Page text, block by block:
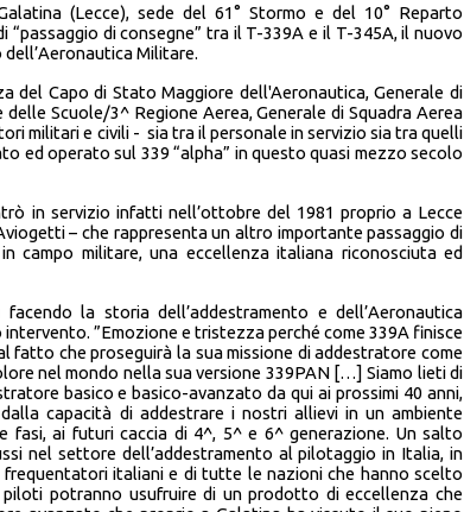
(Lecce), sede del 61° Stormo e del 10° Reparto
di consegne” tra il T-339A e il T-345A, il nuovo
Militare.
del Capo di Stato Maggiore dell'Aeronautica, Generale di
Scuole/3^ Regione Aerea, Generale di Squadra Aerea
militari e civili - sia tra il personale in servizio sia tra quelli
ed operato sul 339 “alpha” in questo quasi mezzo secolo
in servizio infatti nell’ottobre del 1981 proprio a Lecce
– che rappresenta un altro importante passaggio di
militare, una eccellenza italiana riconosciuta ed
la storia dell’addestramento e dell’Aeronautica
”Emozione e tristezza perché come 339A finisce
che proseguirà la sua missione di addestratore come
nel mondo nella sua versione 339PAN […] Siamo lieti di
basico e basico-avanzato da qui ai prossimi 40 anni,
capacità di addestrare i nostri allievi in un ambiente
fasi, ai futuri caccia di 4^, 5^ e 6^ generazione. Un salto
nel settore dell’addestramento al pilotaggio in Italia, in
italiani e di tutte le nazioni che hanno scelto
potranno usufruire di un prodotto di eccellenza che